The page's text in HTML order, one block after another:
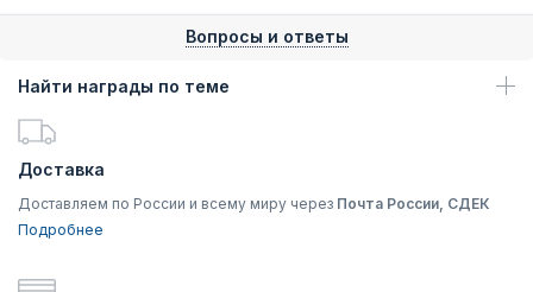
Вопросы и ответы
Найти награды по теме
Доставка
Доставляем по России и всему миру через Почта России, СДЕК
Подробнее